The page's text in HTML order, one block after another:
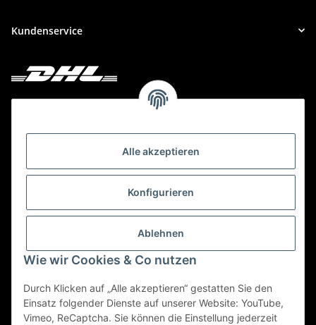
Alle akzeptieren
Konfigurieren
Ablehnen
Wie wir Cookies & Co nutzen
Durch Klicken auf „Alle akzeptieren“ gestatten Sie den
Einsatz folgender Dienste auf unserer Website: YouTube,
Vimeo, ReCaptcha. Sie können die Einstellung jederzeit
Kundenservice
Deine Bestellung versenden wir mit DHL!